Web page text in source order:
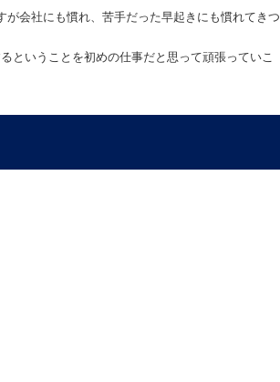
会社にも慣れ、苦手だった早起きにも慣れてきつ
ということを初めの仕事だと思って頑張っていこ